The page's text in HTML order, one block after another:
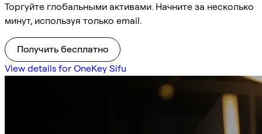
Торгуйте глобальными активами. Начните за несколько
минут, используя только email.
Получить бесплатно
View details for OneKey Sifu